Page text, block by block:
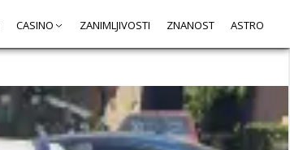
CASINO ZANIMLJIVOSTI ZNANOST ASTRO